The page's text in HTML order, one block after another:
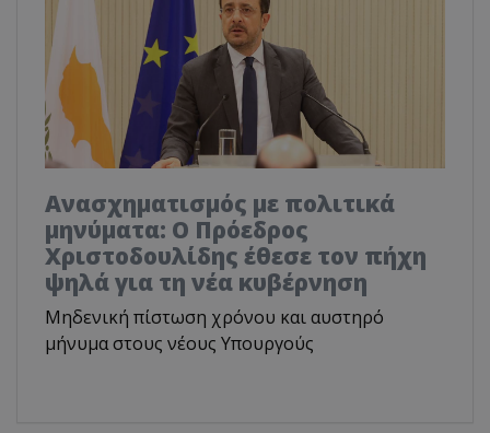
Ανασχηματισμός με πολιτικά
μηνύματα: Ο Πρόεδρος
Χριστοδουλίδης έθεσε τον πήχη
ψηλά για τη νέα κυβέρνηση
Μηδενική πίστωση χρόνου και αυστηρό
μήνυμα στους νέους Υπουργούς